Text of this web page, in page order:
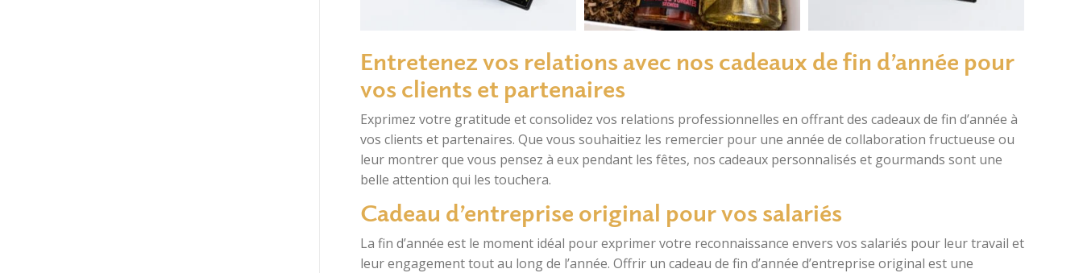
Entretenez vos relations avec nos cadeaux de fin d’année pour
vos clients et partenaires
Exprimez votre gratitude et consolidez vos relations professionnelles en offrant des cadeaux de fin d’année à
vos clients et partenaires. Que vous souhaitiez les remercier pour une année de collaboration fructueuse ou
leur montrer que vous pensez à eux pendant les fêtes, nos cadeaux personnalisés et gourmands sont une
belle attention qui les touchera.
Cadeau d’entreprise original pour vos salariés
La fin d’année est le moment idéal pour exprimer votre reconnaissance envers vos salariés pour leur travail et
leur engagement tout au long de l’année. Offrir un cadeau de fin d’année d’entreprise original est une